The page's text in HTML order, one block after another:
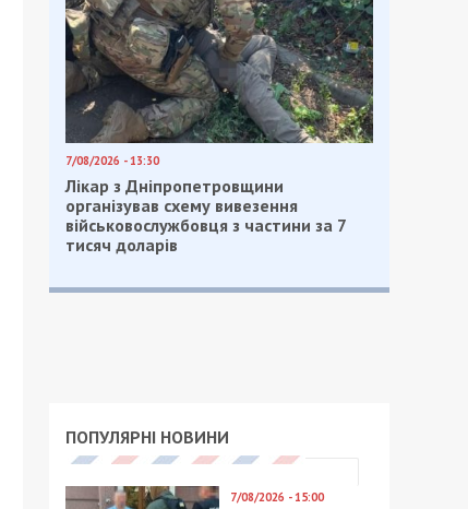
7/08/2026 - 13:30
Лікар з Дніпропетровщини
організував схему вивезення
військовослужбовця з частини за 7
тисяч доларів
ПОПУЛЯРНІ НОВИНИ
7/08/2026 - 15:00